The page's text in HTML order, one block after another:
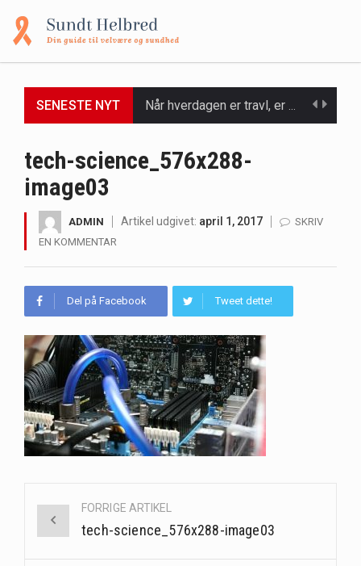
SENESTE NYT
Airfryere har taget verden med storm med deres løfte om at tilberede sprøde og lækre…
tech-science_576x288-
image03
ADMIN Artikel udgivet: april 1, 2017
SKRIV
EN KOMMENTAR
Del på Facebook Tweet dette!
navigationFORRIGE ARTIKEL
tech-science_576x288-image03